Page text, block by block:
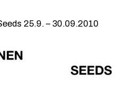
25.9. – 30.09.2010